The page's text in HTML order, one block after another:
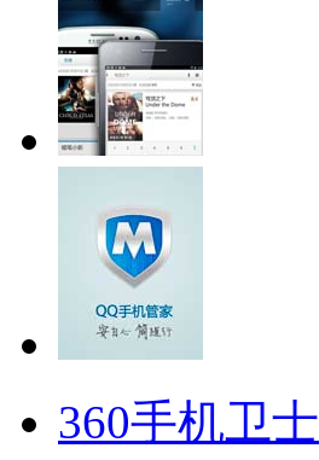
360手机卫士